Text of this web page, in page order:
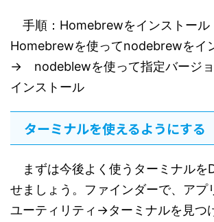
手順：Homebrewをインスト
Homebrewを使ってnodebrewをイ
→ nodeblewを使って指定バージ
インストール
ターミナルを使えるようにする
まずは今後よく使うターミナルを
せましょう。ファインダーで、ア
ユーティリティ→ターミナルを見つ